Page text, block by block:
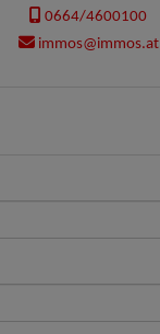
0664/4600100
immos@immos.at